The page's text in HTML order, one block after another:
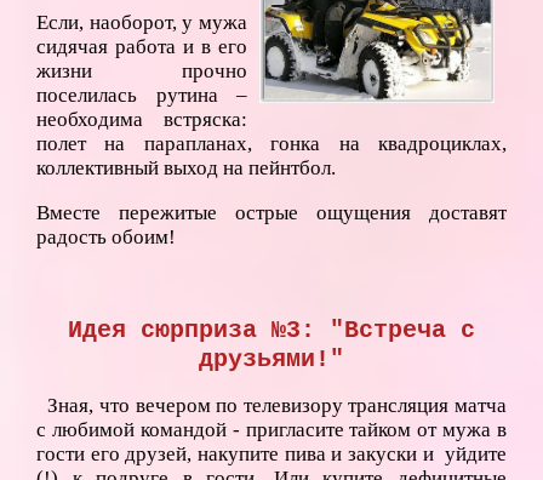
Если, наоборот, у мужа
сидячая работа и в его
жизни прочно
поселилась рутина –
необходима встряска:
полет на парапланах, гонка на квадроциклах,
коллективный выход на пейнтбол.
Вместе пережитые острые ощущения доставят
радость обоим!
Идея сюрприза №3: "Встреча с
друзьями!"
Зная, что вечером по телевизору трансляция матча
с любимой командой - пригласите тайком от мужа в
гости его друзей, накупите пива и закуски и уйдите